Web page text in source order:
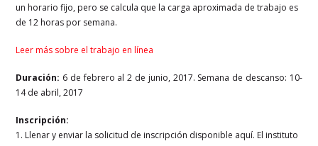
un horario fijo, pero se calcula que la carga aproximada de trabajo es
de 12 horas por semana.
Leer más sobre el trabajo en línea
Duración: 6 de febrero al 2 de junio, 2017. Semana de descanso: 10-
14 de abril, 2017
Inscripción:
1. Llenar y enviar la solicitud de inscripción disponible aquí. El instituto